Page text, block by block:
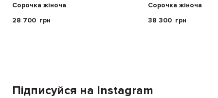
Сорочка жіноча
28 700 грн
Сорочка жіноча
38 300 грн
Підписуйся на Instagram